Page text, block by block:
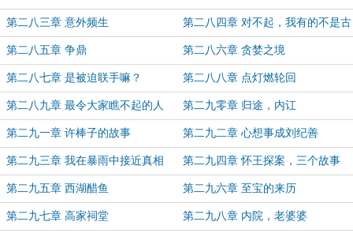
第二八三章 意外频生 第二八四章 对不起，我有的不是古
王朝气运
第二八五章 争鼎 第二八六章 贪婪之境
第二八七章 是被迫联手嘛？ 第二八八章 点灯燃轮回
第二八九章 最令大家瞧不起的人 第二九零章 归途，内讧
第二九一章 许棒子的故事 第二九二章 心想事成刘纪善
第二九三章 我在暴雨中接近真相 第二九四章 怀王探案，三个故事
第二九五章 西湖醋鱼 第二九六章 至宝的来历
第二九七章 高家祠堂 第二九八章 内院，老婆婆